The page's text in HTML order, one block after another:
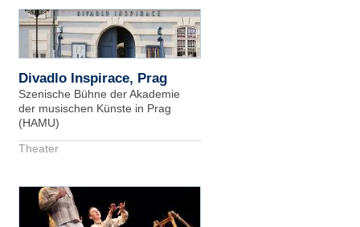
Divadlo Inspirace, Prag
Szenische Bühne der Akademie
der musischen Künste in Prag
(HAMU)
Theater